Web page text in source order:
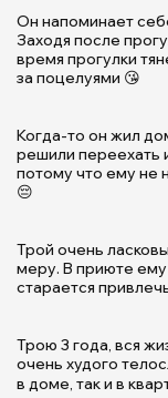
Он напоминает
Заходя после
время прогулки
за поцелуями 😘
Когда-то он жил
решили переехать
потому что ему не
😔
Трой очень
меру. В приюте ему
старается
Трою 3 года, вся
очень худого
в доме, так и в